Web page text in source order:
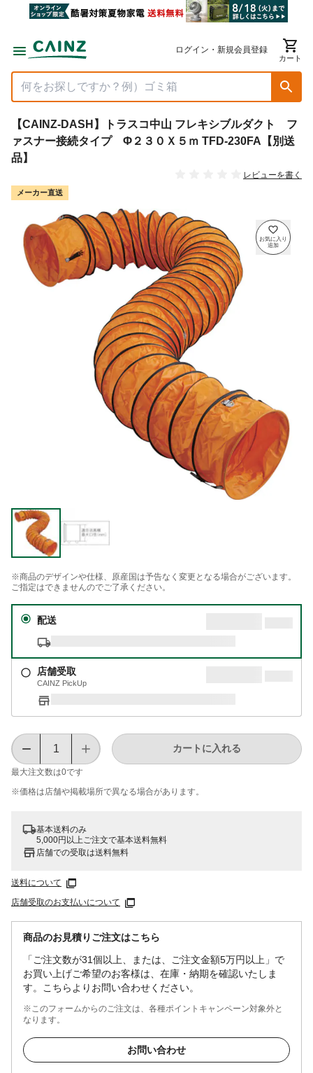
ログイン・新規会員登録
カート
【CAINZ-DASH】トラスコ中山 フレキシブルダクト フ
ァスナー接続タイプ Φ２３０Ｘ５ｍ TFD-230FA【別送
品】
レビューを書く
メーカー直送
※商品のデザインや仕様、原産国は予告なく変更となる場合がございます。
ご指定はできませんのでご了承ください。
配送
店舗受取
CAINZ PickUp
最大注文数は0です
カートに入れる
※価格は​店舗や​掲載場所で​異なる​場合が​あります。
基本送料のみ
5,000円以上ご注文で基本送料無料
店舗での受取は送料無料
送料について
店舗受取のお支払いについて
商品のお見積りご注文はこちら
「ご注文数が31個以上、または、ご注文金額5万円以上」で
お買い上げご希望のお客様は、在庫・納期を確認いたしま
す。こちらよりお問い合わせください。
※このフォームからのご注文は、各種ポイントキャンペーン対象外と
なります。
お問い合わせ